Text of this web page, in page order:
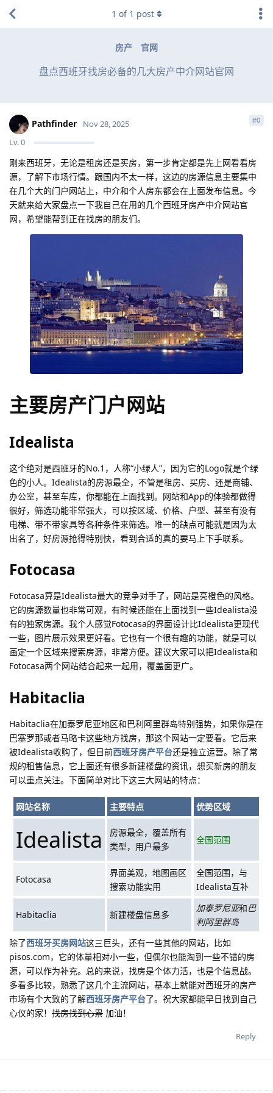
房产 官网
盘点西班牙找房必备的几大房产中介网站官网
1 of 1 post
Pathfinder
Lv.0
Nov 28, 2025 #0
刚来西班牙，无论是租房还是买房，第一步肯定都是先上网看看房
源，了解下市场行情。跟国内不太一样，这边的房源信息主要集中
在几个大的门户网站上，中介和个人房东都会在上面发布信息。今
天就来给大家盘点一下我自己在用的几个西班牙房产中介网站官
网，希望能帮到正在找房的朋友们。
主要房产门户网站
Idealista
这个绝对是西班牙的No.1，人称“小绿人”，因为它的Logo就是个绿
色的小人。Idealista的房源最全，不管是租房、买房、还是商铺、
办公室，甚至车库，你都能在上面找到。网站和App的体验都做得
很好，筛选功能非常强大，可以按区域、价格、户型、甚至有没有
电梯、带不带家具等各种条件来筛选。唯一的缺点可能就是因为太
出名了，好房源抢得特别快，看到合适的真的要马上下手联系。
Fotocasa
Fotocasa算是Idealista最大的竞争对手了，网站是亮橙色的风格。
它的房源数量也非常可观，有时候还能在上面找到一些Idealista没
有的独家房源。我个人感觉Fotocasa的界面设计比Idealista更现代
一些，图片展示效果更好看。它也有一个很有趣的功能，就是可以
画定一个区域来搜索房源，非常方便。建议大家可以把Idealista和
Fotocasa两个网站结合起来一起用，覆盖面更广。
Habitaclia
Habitaclia在加泰罗尼亚地区和巴利阿里群岛特别强势，如果你是在
巴塞罗那或者马略卡这些地方找房，那这个网站一定要看。它后来
被Idealista收购了，但目前西班牙房产平台还是独立运营。除了常
规的租售信息，它上面还有很多新建楼盘的资讯，想买新房的朋友
可以重点关注。下面简单对比下这三大网站的特点：
网站名称 主要特点 优势区域
Idealista
房源最全，覆盖所有
类型，用户最多
全国范围
Fotocasa
界面美观，地图画区
搜索功能实用
全国范围，与
Idealista互补
Habitaclia 新建楼盘信息多
加泰罗尼亚和巴
利阿里群岛
除了西班牙买房网站这三巨头，还有一些其他的网站，比如
pisos.com，它的体量相对小一些，但偶尔也能淘到一些不错的房
源，可以作为补充。总的来说，找房是个体力活，也是个信息战。
多看多比较，熟悉了这几个主流网站，基本上就能对西班牙的房产
市场有个大致的了解西班牙房产平台了。祝大家都能早日找到自己
心仪的家！ 找房找到心累 加油！
Reply